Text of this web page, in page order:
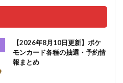
【2026年8月10日更新】ポケ
モンカード各種の抽選・予約情
報まとめ